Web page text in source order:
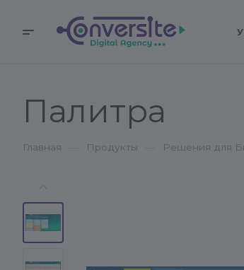
Палитра
Главная Продукты Решения для